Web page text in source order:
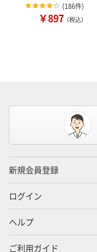
(186件)
￥897 （税込）
新規会員登録
ログイン
ヘルプ
ご利用ガイド